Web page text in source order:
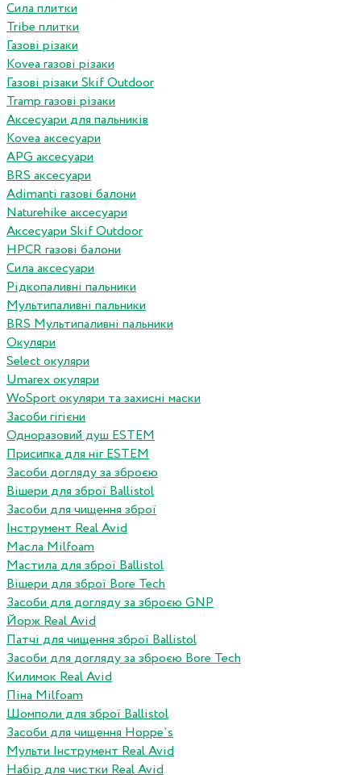
Сила плитки
Tribe плитки
Газові різаки
Kovea газові різаки
Газові різаки Skif Outdoor
Tramp газові різаки
Аксесуари для пальників
Kovea аксесуари
APG аксесуари
BRS аксесуари
Adimanti газові балони
Naturehike аксесуари
Аксесуари Skif Outdoor
HPCR газові балони
Сила аксесуари
Рідкопаливні пальники
Мультипаливні пальники
BRS Мультипаливні пальники
Окуляри
Select окуляри
Umarex окуляри
WoSport окуляри та захисні маски
Засоби гігієни
Одноразовий душ ESTEM
Присипка для ніг ESTEM
Засоби догляду за зброєю
Вішери для зброї Ballistol
Засоби для чищення зброї
Інструмент Real Avid
Масла Milfoam
Мастила для зброї Ballistol
Вішери для зброї Bore Tech
Засоби для догляду за зброєю GNP
Йорж Real Avid
Патчі для чищення зброї Ballistol
Засоби для догляду за зброєю Bore Tech
Килимок Real Avid
Піна Milfoam
Шомполи для зброї Ballistol
Засоби для чищення Hoppe`s
Мульти Інструмент Real Avid
Набір для чистки Real Avid